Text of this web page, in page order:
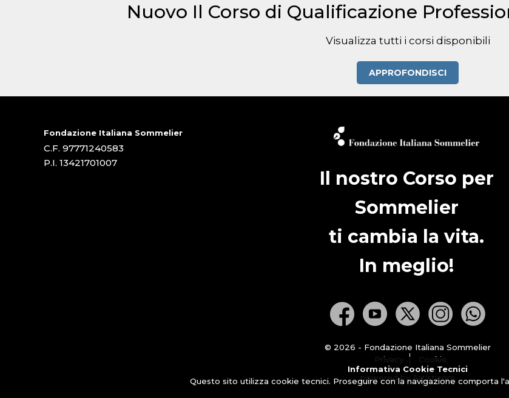
Nuovo Il Corso di Qualificazione
Visualizza tutti i corsi disponibili
APPROFONDISCI
Fondazione Italiana Sommelier
C.F. 97771240583
P.I. 13421701007
Il nostro Corso per
Sommelier
ti cambia la vita.
In meglio!
© 2026 - Fondazione Italiana Sommelier
Privacy
Cookie
powered by Artisticom
Informativa Cookie Tecnici
Questo sito utilizza cookie tecnici. Proseguire con la navigazione comporta